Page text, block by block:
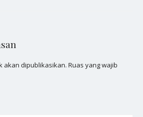
akan dipublikasikan. Ruas yang wajib